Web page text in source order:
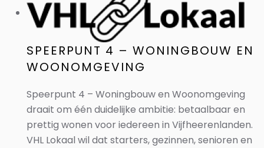
SPEERPUNT 4 – WONINGBOUW EN
WOONOMGEVING
Speerpunt 4 – Woningbouw en Woonomgeving
draait om één duidelijke ambitie: betaalbaar en
prettig wonen voor iedereen in Vijfheerenlanden.
VHL Lokaal wil dat starters, gezinnen, senioren en